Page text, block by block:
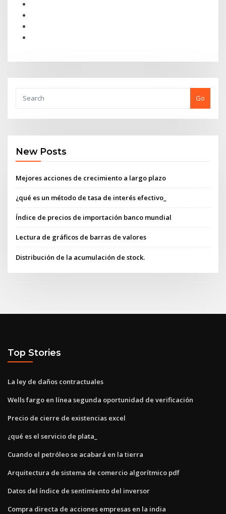
Go
New Posts
Mejores acciones de crecimiento a largo plazo
¿qué es un método de tasa de interés efectivo_
Índice de precios de importación banco mundial
Lectura de gráficos de barras de valores
Distribución de la acumulación de stock.
Top Stories
La ley de daños contractuales
Wells fargo en línea segunda oportunidad de verificación
Precio de cierre de existencias excel
¿qué es el servicio de plata_
Cuando el petróleo se acabará en la tierra
Arquitectura de sistema de comercio algorítmico pdf
Datos del índice de sentimiento del inversor
Compra directa de acciones empresas en la india